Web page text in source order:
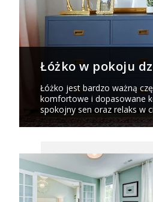
Łóżko w pokoju
Łóżko jest bardzo ważną
komfortowe i dopasowane
spokojny sen oraz relaks w